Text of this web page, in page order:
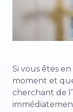
Si vous êtes
moment et
cherchant de